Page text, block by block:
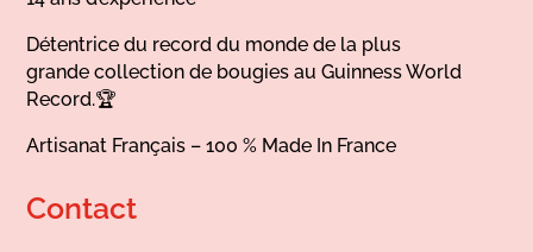
Détentrice du record du monde de la plus
grande collection de bougies au Guinness World
Record.🏆
Artisanat Français – 100 % Made In France
Contact